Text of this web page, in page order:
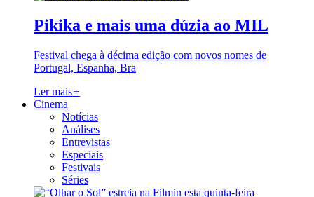
Pikika e mais uma dúzia ao MIL
Festival chega à décima edição com novos nomes de
Portugal, Espanha, Bra
Ler mais+
Cinema
Notícias
Análises
Entrevistas
Especiais
Festivais
Séries